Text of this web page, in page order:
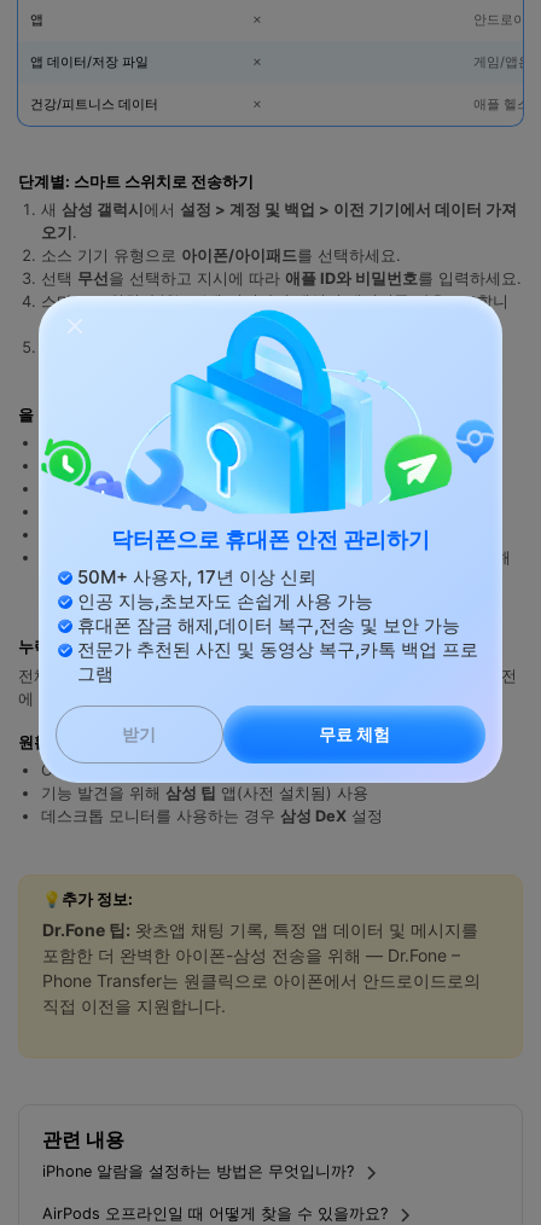
앱 ✗ 안드로이
앱 데이터/저장 파일 ✗ 게임/앱은
건강/피트니스 데이터 ✗ 애플 헬스
단계별: 스마트 스위치로 전송하기
새 삼성 갤럭시 에서 설정 > 계정 및 백업 > 이전 기기에서 데이터 가져
오기 .
소스 기기 유형으로 아이폰/아이패드를 선택하세요.
선택 무선을 선택하고 지시에 따라 애플 ID와 비밀번호를 입력하세요.
스마트 스위치가 iCloud에 연결하여 백업된 데이터를 다운로드합니
다.
전송할 데이터 유형을 선택하고전송
을 탭하세요.
Google 계정
: Gmail을 추가하거나 새 Google 계정 만들기
갤럭시 계정
: 삼성 계정 생성 또는 로그인
Google 메시지: 기본 SMS 앱으로 설정
주요 앱 재다운로드: 왓츠앱, 뱅킹 앱, 소셜 미디어
2단계 인증 재구성: 뱅킹 및 업무용 앱은 재인증이 필요할 수 있음
: messages.apple.com에서 귀하의 번호가 등록 해
제되었는지 확인
누락: 아이메시지 기록
전체 아이메시지 기록은 안드로이드로 전송할 수 없습니다. 전환하기 전
에 중요한 대화는 PDF나 스크린샷으로 저장하세요.
원활한 전환을 위한 팁
One UI에 완전히 적응하는 데 24~48시간 허용
기능 발견을 위해 삼성 팁 앱(사전 설치됨) 사용
데스크톱 모니터를 사용하는 경우 삼성 DeX설정
💡추가 정보:
Dr.Fone 팁: 왓츠앱 채팅 기록, 특정 앱 데이터 및 메시지를
포함한 더 완벽한 아이폰-삼성 전송을 위해 — Dr.Fone –
Phone Transfer는 원클릭으로 아이폰에서 안드로이드로의
직접 이전을 지원합니다.
관련 내용
iPhone 알람을 설정하는 방법은 무엇입니까?
AirPods 오프라인일 때 어떻게 찾을 수 있을까요?
닥터폰으로 휴대폰 안전 관리하기
50M+ 사용자, 17년 이상 신뢰
인공 지능,초보자도 손쉽게 사용 가능
휴대폰 잠금 해제,데이터 복구,전송 및 보안 가능
전문가 추천된 사진 및 동영상 복구,카톡 백업 프로
그램
받기 무료 체험